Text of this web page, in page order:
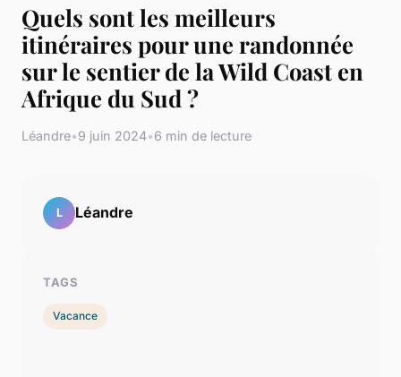
Quels sont les meilleurs
itinéraires pour une randonnée
sur le sentier de la Wild Coast en
Afrique du Sud ?
Léandre•9 juin 2024•6 min de lecture
L Léandre
TAGS
Vacance